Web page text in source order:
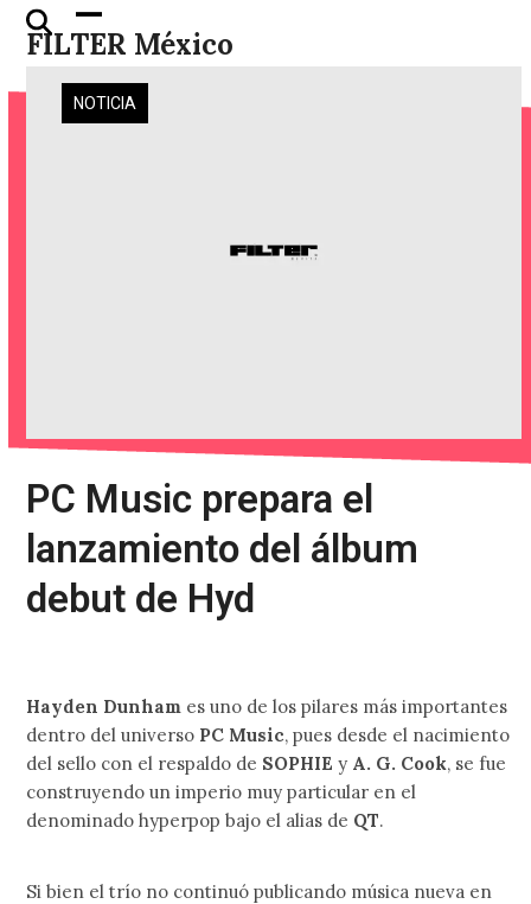
Skip
FILTER México
Open
mobile
menu
Close
mobile
menu
NOTICIA
PC Music prepara el
lanzamiento del álbum
debut de Hyd
Hayden Dunham es uno de los pilares más importantes
dentro del universo PC Music, pues desde el nacimiento
del sello con el respaldo de SOPHIE y A. G. Cook, se fue
construyendo un imperio muy particular en el
denominado hyperpop bajo el alias de QT.
Si bien el trío no continuó publicando música nueva en